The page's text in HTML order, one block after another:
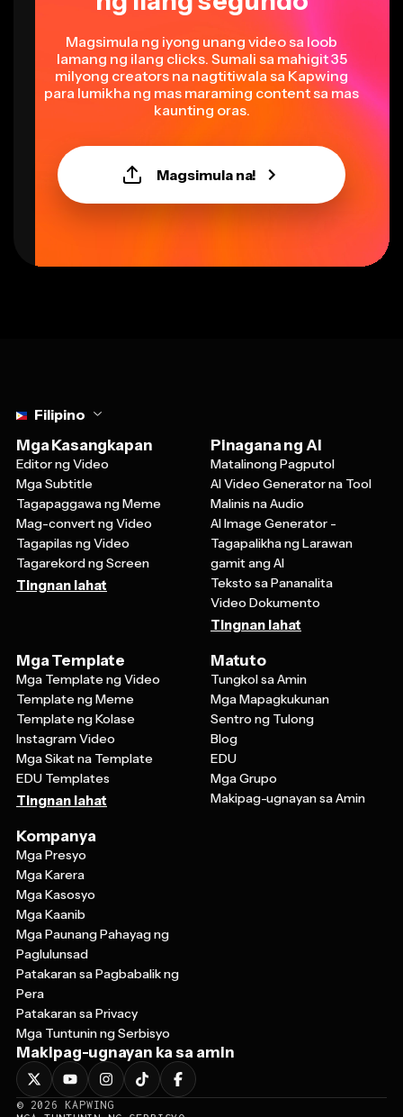
lamang ng ilang clicks. Sumali sa mahigit 35
milyong creators na nagtitiwala sa Kapwing
para lumikha ng mas maraming content sa mas
kaunting oras.
Mga Kasangkapan
Editor ng Video
Mga Subtitle
Tagapaggawa ng Meme
Mag-convert ng Video
Tagapilas ng Video
Tagarekord ng Screen
Tingnan lahat
Matalinong Pagputol
AI Video Generator na Tool
Malinis na Audio
AI Image Generator -
Tagapalikha ng Larawan
gamit ang AI
Teksto sa Pananalita
Video Dokumento
Tingnan lahat
Mga Template ng Video
Template ng Meme
Template ng Kolase
Instagram Video
Mga Sikat na Template
EDU Templates
Tingnan lahat
Tungkol sa Amin
Mga Mapagkukunan
Sentro ng Tulong
Blog
EDU
Mga Grupo
Makipag-ugnayan sa Amin
Mga Presyo
Mga Karera
Mga Kasosyo
Mga Kaanib
Mga Paunang Pahayag ng
Paglulunsad
Patakaran sa Pagbabalik ng
Pera
Patakaran sa Privacy
Mga Tuntunin ng Serbisyo
Makipag-ugnayan ka sa amin
©2026 KAPWING
MGA TUNTUNIN NG SERBISYO